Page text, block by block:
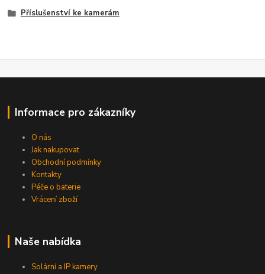
Příslušenství ke kamerám
Informace pro zákazníky
O nás
Jak nakupovat
Obchodní podmínky
Kontakty
Péče o baterie
Vrácení zboží
Naše nabídka
Solární a IP kamery